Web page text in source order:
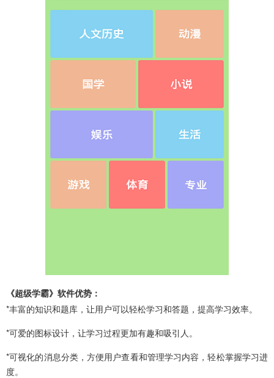
《超级学霸》软件优势：
*丰富的知识和题库，让用户可以轻松学习和答题，提高学习效率。
*可爱的图标设计，让学习过程更加有趣和吸引人。
*可视化的消息分类，方便用户查看和管理学习内容，轻松掌握学习进
度。